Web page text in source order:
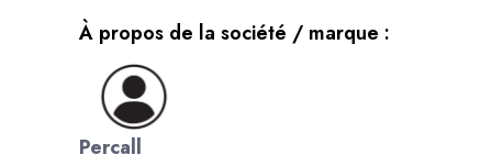
À propos de la société / marque :
Percall